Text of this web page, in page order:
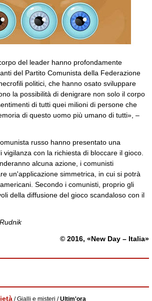
del leader hanno profondamente
del Partito Comunista della Federazione
politici, che hanno osato sviluppare
la possibilità di denigrare non solo il corpo
di tutti quei milioni di persone che
di questo uomo più umano di tutti», –
russo hanno presentato una
vigilanza con la richiesta di bloccare il gioco.
alcuna azione, i comunisti
un'applicazione simmetrica, in cui si potrà
Secondo i comunisti, proprio gli
della diffusione del gioco scandaloso con il
© 2016, «New Day – Italia»
/Gialli e misteri /Ultim'ora